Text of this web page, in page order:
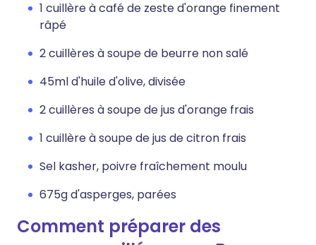
1 cuillère à café de zeste d'orange finement
râpé
2 cuillères à soupe de beurre non salé
45ml d'huile d'olive, divisée
2 cuillères à soupe de jus d'orange frais
1 cuillère à soupe de jus de citron frais
Sel kasher, poivre fraîchement moulu
675g d'asperges, parées
Comment préparer des